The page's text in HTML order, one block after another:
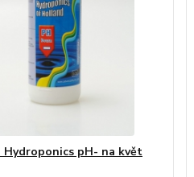
Hydroponics pH- na květ